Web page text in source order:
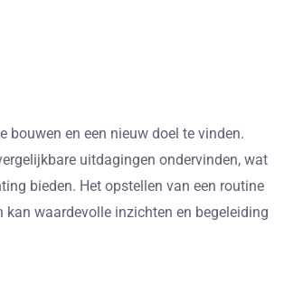
bouwen en een nieuw doel te vinden.
uitdagingen ondervinden, wat
bieden. Het opstellen van een routine
waardevolle inzichten en begeleiding